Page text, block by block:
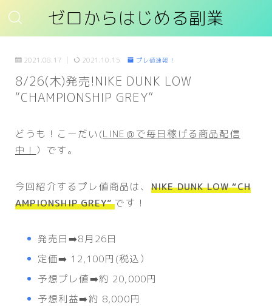
ゼロからはじめる副業
2021.08.17 2021.10.15 プレ値速報！
8/26(木)発売!NIKE DUNK LOW
“CHAMPIONSHIP GREY”
どうも！こーだい(LINE＠で毎日稼げる商品配信
中！ ）です。
今回紹介するプレ値商品は、 NIKE DUNK LOW “CH
AMPIONSHIP GREY” です！
発売日➡️8月26日
定価➡️ 12,100円(税込）
予想プレ値➡️約 20,000円
予想利益➡️約 8,000円